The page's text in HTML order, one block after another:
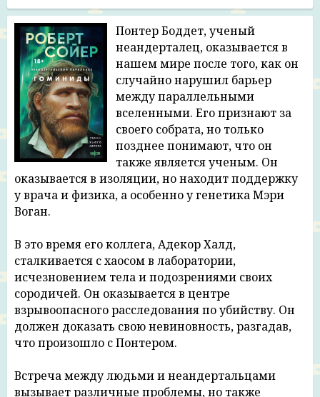
13:57
16
13:10
17
18:15
18
19
20
21
17:28
22
23
24
25
26
10:26
27
28
29
Понтер Боддет, ученый
неандерталец, оказывается в
нашем мире после того, как он
случайно нарушил барьер
между параллельными
вселенными. Его признают за
своего собрата, но только
позднее понимают, что он
также является ученым. Он
оказывается в изоляции, но находит поддержку
у врача и физика, а особенно у генетика Мэри
Воган.
В это время его коллега, Адекор Халд,
сталкивается с хаосом в лаборатории,
исчезновением тела и подозрениями своих
сородичей. Он оказывается в центре
взрывоопасного расследования по убийству. Он
должен доказать свою невиновность, разгадав,
что произошло с Понтером.
Встреча между людьми и неандертальцами
вызывает различные проблемы, но также